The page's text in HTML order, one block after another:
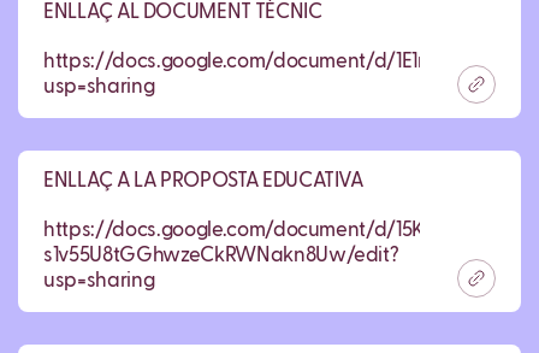
ENLLAÇ AL DOCUMENT TÈCNIC
https://docs.google.com/document/d/
usp=sharing
ENLLAÇ A LA PROPOSTA EDUCATIVA
https://docs.google.com/document/d/
s1v55U8tGGhwzeCkRWNakn8Uw/edit?
usp=sharing